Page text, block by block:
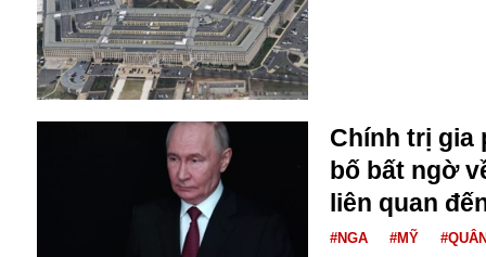
Chính trị gia
bố bất ngờ
liên quan
#NGA #MỸ